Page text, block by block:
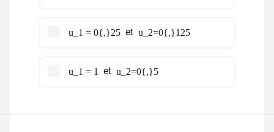
u_1 = 0{,}25 et u_2=0{,}125
u_1 = 1 et u_2=0{,}5